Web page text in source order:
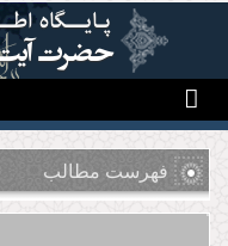
رفتن به محتوای اصلی
فهرست مطالب